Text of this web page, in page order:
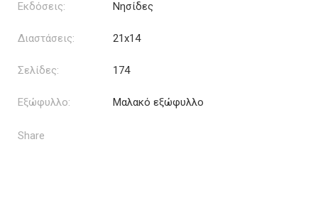
Εκδόσεις: Νησίδες
Διαστάσεις: 21x14
Σελίδες: 174
Εξώφυλλο: Μαλακό εξώφυλλο
Share